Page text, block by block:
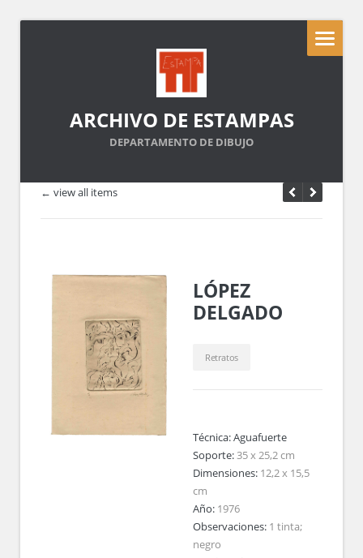
ARCHIVO DE ESTAMPAS
DEPARTAMENTO DE DIBUJO
← view all items
LÓPEZ
DELGADO
Retratos
Técnica:Aguafuerte
Soporte:35 x 25,2 cm
Dimensiones: 12,2 x 15,5
cm
Año: 1976
Observaciones: 1 tinta;
negro